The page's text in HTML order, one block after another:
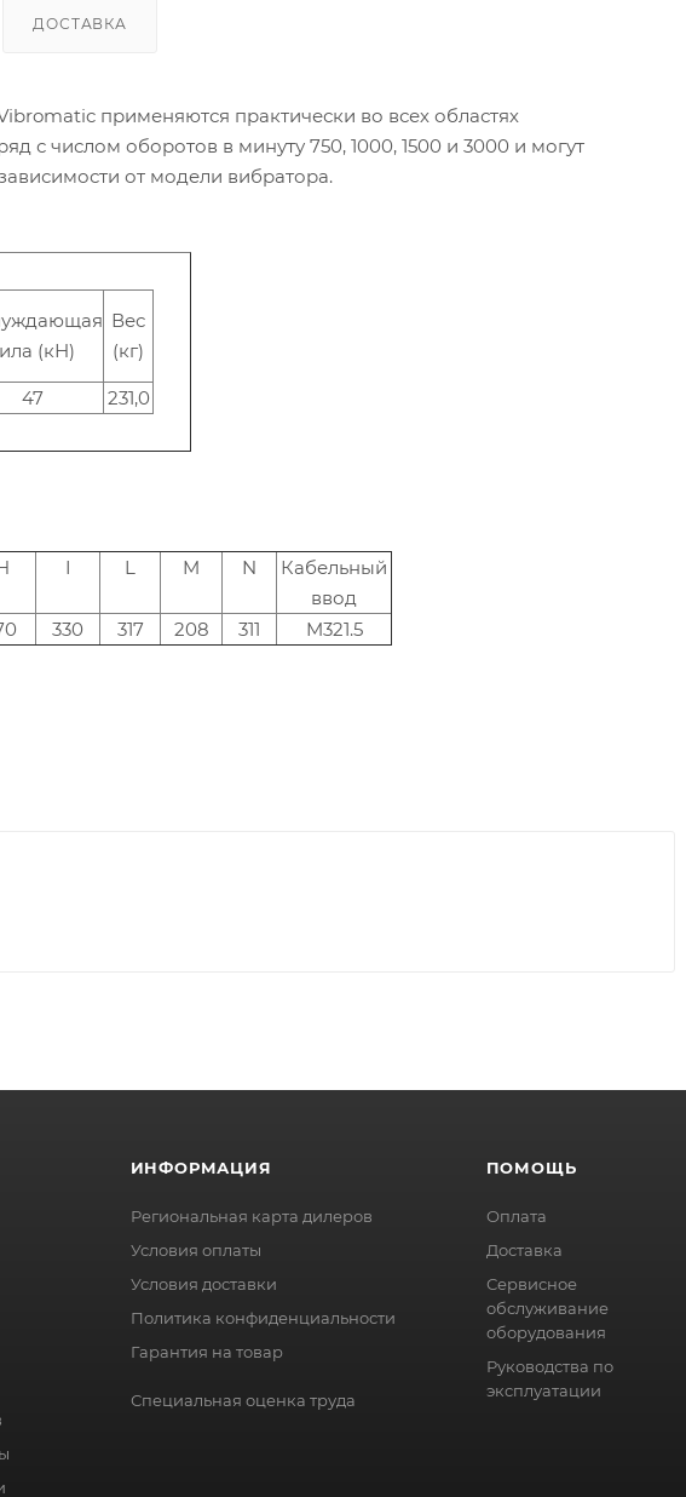
ДОСТАВКА
применяются практически во всех областях
числом оборотов в минуту 750, 1000, 1500 и 3000 и могут
от модели вибратора.
(кН)
Вес
(кг)
47 231,0
I L M N
Кабельный
ввод
330 317 208 311 M321.5
ИНФОРМАЦИЯ
Региональная карта дилеров
Условия оплаты
Условия доставки
Политика конфиденциальности
Гарантия на товар
Специальная оценка труда
ПОМОЩЬ
Оплата
Доставка
Сервисное
обслуживание
оборудования
Руководства по
эксплуатации